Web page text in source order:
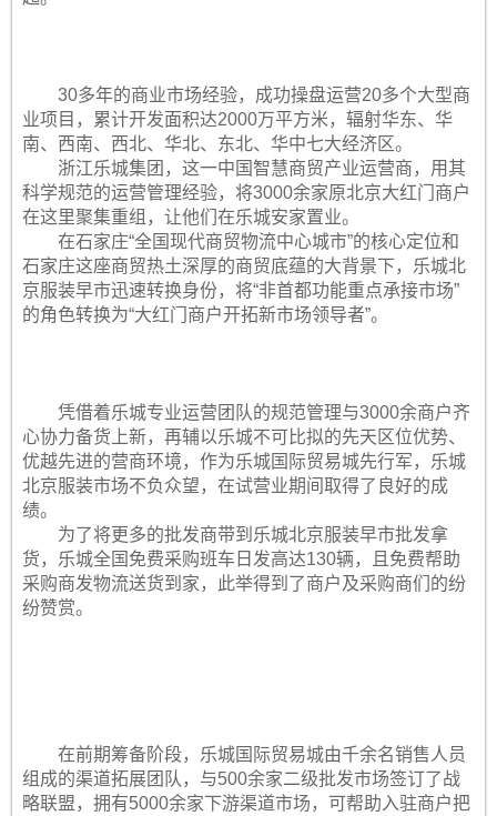
30多年的商业市场经验，成功操盘运营20多个大型商
业项目，累计开发面积达2000万平方米，辐射华东、华
南、西南、西北、华北、东北、华中七大经济区。
浙江乐城集团，这一中国智慧商贸产业运营商，用其
科学规范的运营管理经验，将3000余家原北京大红门商户
在这里聚集重组，让他们在乐城安家置业。
在石家庄“全国现代商贸物流中心城市”的核心定位和
石家庄这座商贸热土深厚的商贸底蕴的大背景下，乐城北
京服装早市迅速转换身份，将“非首都功能重点承接市场”
的角色转换为“大红门商户开拓新市场领导者”。
凭借着乐城专业运营团队的规范管理与3000余商户齐
心协力备货上新，再辅以乐城不可比拟的先天区位优势、
优越先进的营商环境，作为乐城国际贸易城先行军，乐城
北京服装市场不负众望，在试营业期间取得了良好的成
绩。
为了将更多的批发商带到乐城北京服装早市批发拿
货，乐城全国免费采购班车日发高达130辆，且免费帮助
采购商发物流送货到家，此举得到了商户及采购商们的纷
纷赞赏。
在前期筹备阶段，乐城国际贸易城由千余名销售人员
组成的渠道拓展团队，与500余家二级批发市场签订了战
略联盟，拥有5000余家下游渠道市场，可帮助入驻商户把